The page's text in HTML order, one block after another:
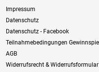
Impressum
Datenschutz
Datenschutz - Facebook
Teilnahmebedingungen Gewinnspiel
AGB
Widerrufsrecht & Widerrufsformular